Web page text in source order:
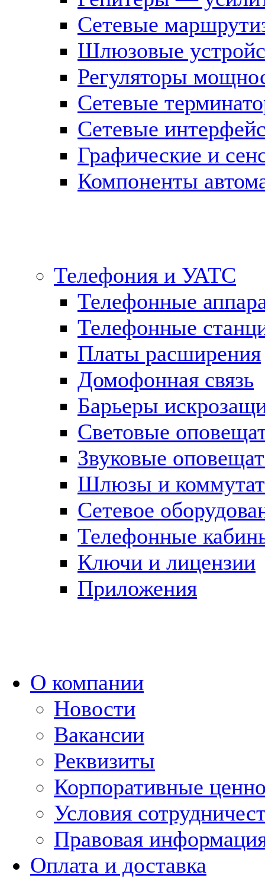
Сетевые
Шлюзовые
Регуляторы
Сетевые
Сетевые
Графические и
Компоненты
Телефония и УАТС
Телефонные
Телефонные
Платы расширения
Домофонная связь
Барьеры
Световые
Звуковые
Шлюзы и
Сетевое
Телефонные
Ключи и лицензии
Приложения
О компании
Новости
Вакансии
Реквизиты
Корпоративные
Условия
Правовая
Оплата и доставка